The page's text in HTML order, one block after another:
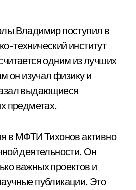
Владимир поступил в
технический институт
одним из лучших
он изучал физику и
выдающиеся
предметах.
в МФТИ Тихонов активно
деятельности. Он
важных проектов и
публикации. Это